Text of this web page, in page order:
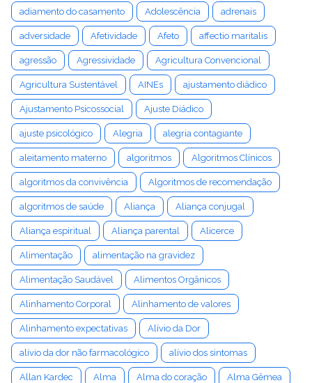
adiamento do casamento Adolescência adrenais
adversidade Afetividade Afeto affectio maritalis
agressão Agressividade Agricultura Convencional
Agricultura Sustentável AINEs ajustamento diádico
Ajustamento Psicossocial Ajuste Diádico
ajuste psicológico Alegria alegria contagiante
aleitamento materno algoritmos Algoritmos Clínicos
algoritmos da convivência Algoritmos de recomendação
algoritmos de saúde Aliança Aliança conjugal
Aliança espiritual Aliança parental Alicerce
Alimentação alimentação na gravidez
Alimentação Saudável Alimentos Orgânicos
Alinhamento Corporal Alinhamento de valores
Alinhamento expectativas Alívio da Dor
alívio da dor não farmacológico alívio dos sintomas
Allan Kardec Alma Alma do coração Alma Gêmea